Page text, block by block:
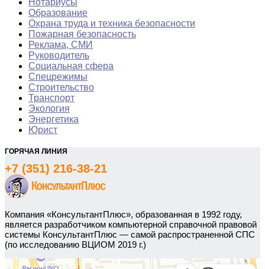
Образование
Охрана труда и техника безопасности
Пожарная безопасность
Реклама, СМИ
Руководитель
Социальная сфера
Спецрежимы
Строительство
Транспорт
Экология
Энергетика
Юрист
ГОРЯЧАЯ ЛИНИЯ
+7 (351) 216-38-21
Компания «КонсультантПлюс», образованная в 1992 году,
является разработчиком компьютерной справочной правовой
системы КонсультантПлюс — самой распространенной СПС
(по исследованию ВЦИОМ 2019 г.)